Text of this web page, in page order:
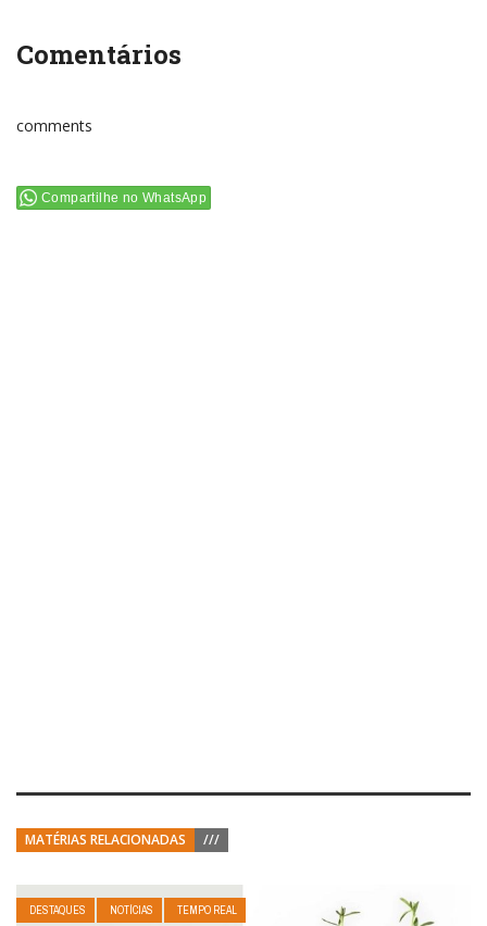
Comentários
comments
Compartilhe no WhatsApp
MATÉRIAS RELACIONADAS ///
DESTAQUES NOTÍCIAS TEMPO REAL